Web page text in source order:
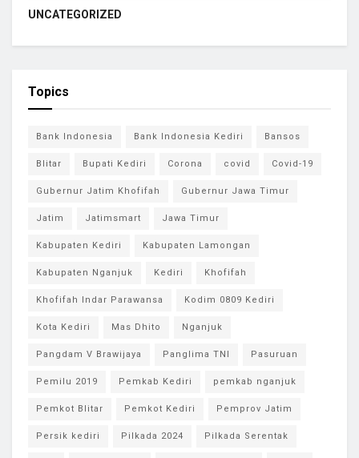
UNCATEGORIZED
Topics
Bank Indonesia Bank Indonesia Kediri Bansos
Blitar Bupati Kediri Corona covid Covid-19
Gubernur Jatim Khofifah Gubernur Jawa Timur
Jatim Jatimsmart Jawa Timur
Kabupaten Kediri Kabupaten Lamongan
Kabupaten Nganjuk Kediri Khofifah
Khofifah Indar Parawansa Kodim 0809 Kediri
Kota Kediri Mas Dhito Nganjuk
Pangdam V Brawijaya Panglima TNI Pasuruan
Pemilu 2019 Pemkab Kediri pemkab nganjuk
Pemkot Blitar Pemkot Kediri Pemprov Jatim
Persik kediri Pilkada 2024 Pilkada Serentak